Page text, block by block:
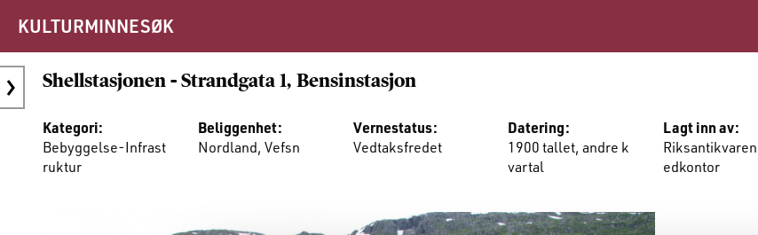
Shellstasjonen - Strandgata 1, Bensinstasjon
Kategori:
Bebyggelse-Infrast
ruktur
Beliggenhet:
Nordland, Vefsn
Vernestatus:
Vedtaksfredet
Datering:
1900 tallet, andre k
vartal
Lagt inn av:
edkontor
KULTURMINNESØK